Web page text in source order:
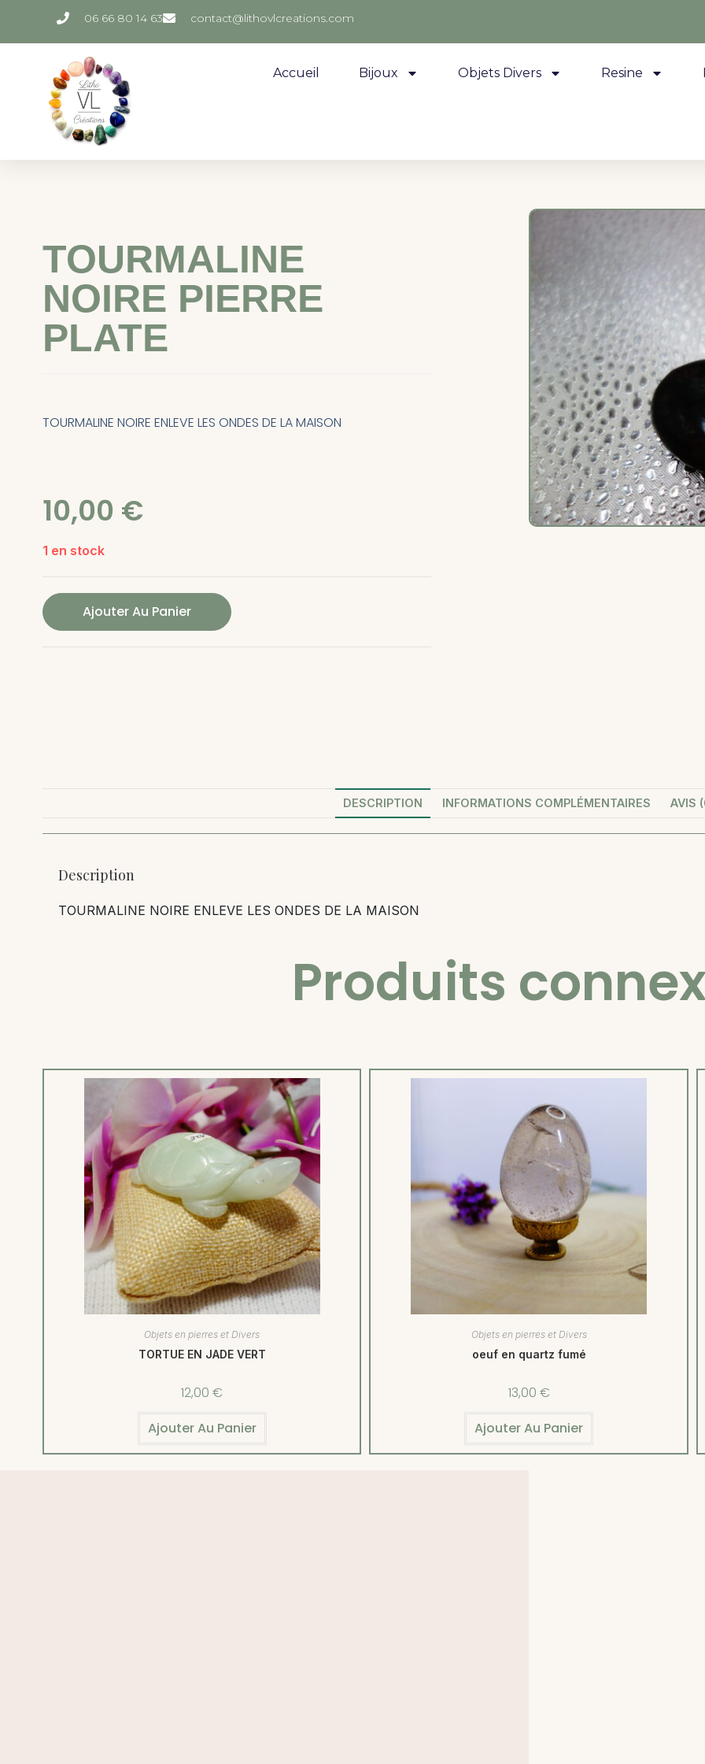
06 66 80 14 63 contact@lithovlcreations.com
Accueil Bijoux Objets Divers Resine
TOURMALINE
NOIRE PIERRE
PLATE
TOURMALINE NOIRE ENLEVE LES ONDES DE LA MAISON
10,00 €
1 en stock
Ajouter Au Panier
DESCRIPTION INFORMATIONS COMPLÉMENTAIRES AVIS
Description
TOURMALINE NOIRE ENLEVE LES ONDES DE LA MAISON
Produits
Objets en pierres et Divers
TORTUE EN JADE VERT
12,00 €
Ajouter Au Panier
Objets en pierres et Divers
oeuf en quartz fumé
13,00 €
Ajouter Au Panier